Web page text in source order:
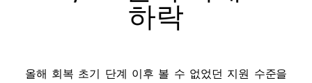
하락
올해 회복 초기 단계 이후 볼 수 없었던 지원 수준을